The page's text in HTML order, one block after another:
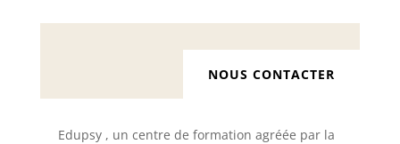
NOUS CONTACTER
Edupsy , un centre de formation agréée par la